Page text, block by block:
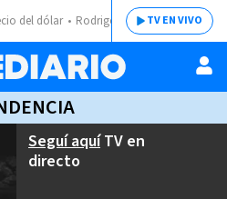
del dólar Rodrigo ChavesTV EN VIVO
Seguí aquíTV en
directo